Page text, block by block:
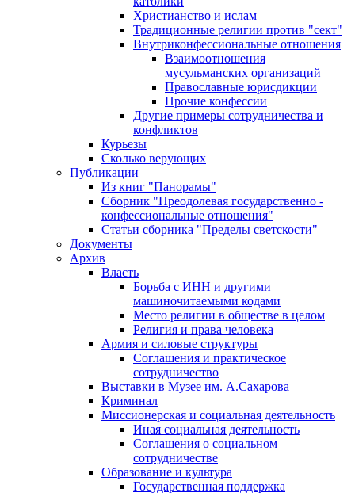
Христианство и ислам
Традиционные религии против "сект"
Внутриконфессиональные отношения
Взаимоотношения
мусульманских организаций
Православные юрисдикции
Прочие конфессии
Другие примеры сотрудничества и
конфликтов
Курьезы
Сколько верующих
Публикации
Из книг "Панорамы"
Сборник "Преодолевая государственно -
конфессиональные отношения"
Статьи сборника "Пределы светскости"
Документы
Архив
Власть
Борьба с ИНН и другими
машиночитаемыми кодами
Место религии в обществе в целом
Религия и права человека
Армия и силовые структуры
Соглашения и практическое
сотрудничество
Выставки в Музее им. А.Сахарова
Криминал
Миссионерская и социальная деятельность
Иная социальная деятельность
Соглашения о социальном
сотрудничестве
Образование и культура
Государственная поддержка